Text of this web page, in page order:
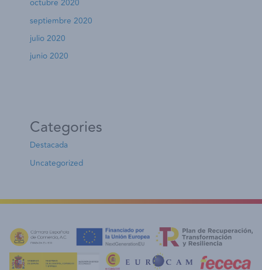
octubre 2020
septiembre 2020
julio 2020
junio 2020
Categories
Destacada
Uncategorized